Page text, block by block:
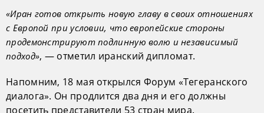
«Иран готов открыть новую главу в своих отношениях
с Европой при условии, что европейские стороны
продемонстрируют подлинную волю и независимый
подход», — отметил иранский дипломат.
Напомним, 18 мая открылся Форум «Тегеранского
диалога». Он продлится два дня и его должны
посетить представители 53 стран мира.